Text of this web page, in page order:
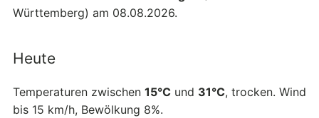
Württemberg) am 08.08.2026.
Heute
Temperaturen zwischen 15°C und 31°C, trocken. Wind
bis 15 km/h, Bewölkung 8%.